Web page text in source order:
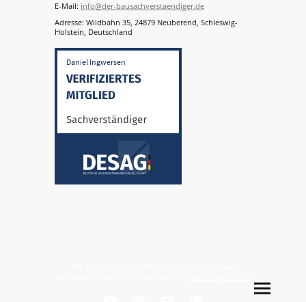
E-Mail: info@der-bausachverstaendiger.de
Adresse: Wildbahn 35, 24879 Neuberend, Schleswig-
Holstein, Deutschland